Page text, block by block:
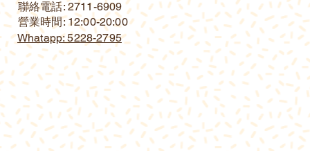
​聯絡電話: 2711-6909
營業時間: 12:00-20:00
Whatapp: 5228-2795